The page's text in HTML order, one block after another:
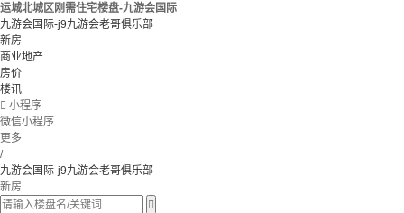
运城北城区刚需住宅楼盘-九游会国际
九游会国际-j9九游会老哥俱乐部
新房
商业地产
房价
楼讯
 小程序
微信小程序
更多
/
九游会国际-j9九游会老哥俱乐部
新房
